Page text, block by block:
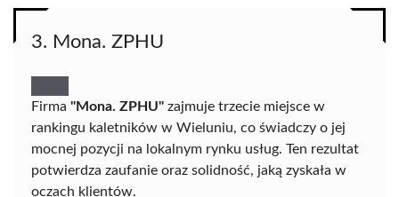
3. Mona. ZPHU
Firma "Mona. ZPHU" zajmuje trzecie miejsce w
rankingu kaletników w Wieluniu, co świadczy o jej
mocnej pozycji na lokalnym rynku usług. Ten rezultat
potwierdza zaufanie oraz solidność, jaką zyskała w
oczach klientów.